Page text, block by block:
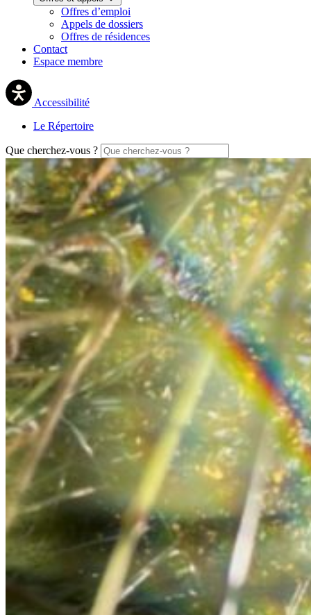
Offres d’emploi
Appels de dossiers
Offres de résidences
Contact
Espace membre
Accessibilité
Le Répertoire
Que cherchez-vous ?